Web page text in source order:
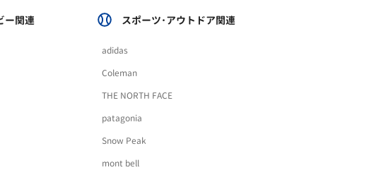
ー関連 スポーツ･アウトドア関連
adidas
Coleman
THE NORTH FACE
patagonia
Snow Peak
mont bell